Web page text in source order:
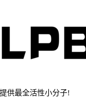
供最全活性小分子!